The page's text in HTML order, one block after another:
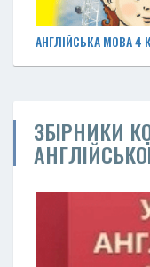
АНГЛІЙСЬКА МОВА 4
ЗБІРНИКИ